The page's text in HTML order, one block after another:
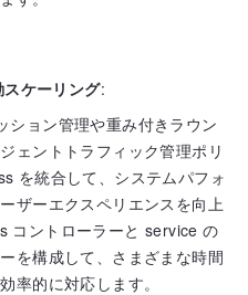
ケーリング:
ション管理や重み付きラウン
ェントトラフィック管理ポリ
を統合して、システムパフォ
ザーエクスペリエンスを向上
コントローラーと service の
を構成して、さまざまな時間
率的に対応します。